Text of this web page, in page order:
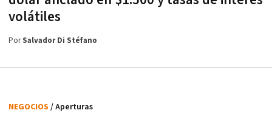
volátiles
PorSalvador Di Stéfano
NEGOCIOS / Aperturas